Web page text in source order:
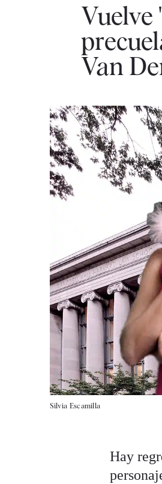
Vuelve
Van
Silvia Escamilla
Hay